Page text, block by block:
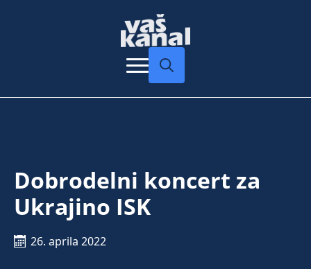
Dobrodelni koncert za
Ukrajino ISK
26. aprila 2022